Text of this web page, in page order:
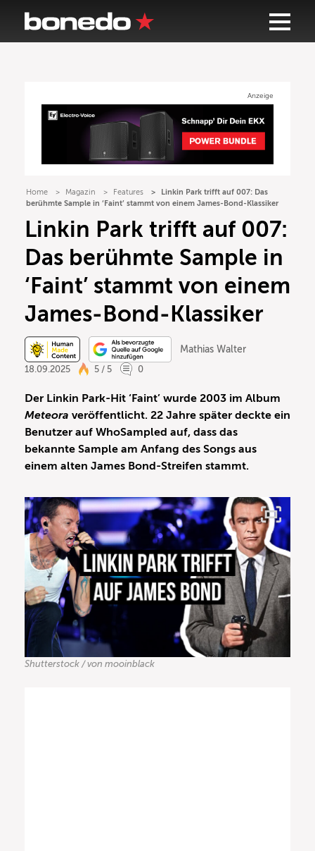
Anzeige
Home Magazin Features
Linkin Park trifft auf 007: Das
berühmte Sample in ‘Faint’ stammt von einem James-Bond-Klassiker
Linkin Park trifft auf 007:
Das berühmte Sample in
‘Faint’ stammt von einem
James-Bond-Klassiker
Mathias Walter
18.09.2025
5 / 5 0
Der Linkin Park-Hit ‘Faint’ wurde 2003 im Album
Meteora veröffentlicht. 22 Jahre später deckte ein
Benutzer auf WhoSampled auf, dass das
bekannte Sample am Anfang des Songs aus
einem alten James Bond-Streifen stammt.
Shutterstock / von mooinblack